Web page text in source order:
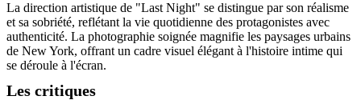
La direction artistique de "Last Night" se distingue par son réalisme
et sa sobriété, reflétant la vie quotidienne des protagonistes avec
authenticité. La photographie soignée magnifie les paysages urbains
de New York, offrant un cadre visuel élégant à l'histoire intime qui
se déroule à l'écran.
Les critiques